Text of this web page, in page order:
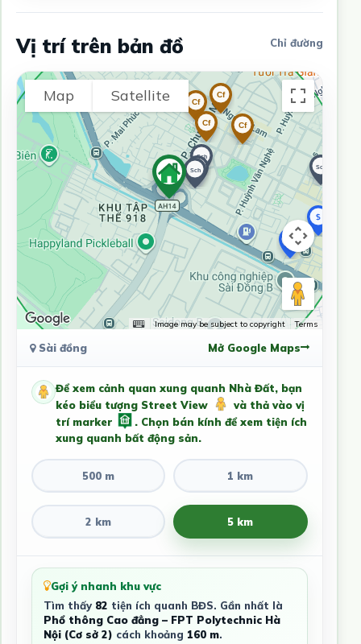
Vị trí trên bản đồ Chỉ đường
Map Satellite
Image may be subject to copyright Terms
Sài đồng Mở Google Maps
Để xem cảnh quan xung quanh Nhà Đất, bạn
kéo biểu tượng Street View
và thả vào vị
trí marker
. Chọn bán kính để xem tiện ích
xung quanh bất động sản.
500 m 1 km
2 km 5 km
Gợi ý nhanh khu vực
Tìm thấy 82 tiện ích quanh BĐS. Gần nhất là
Phổ thông Cao đẳng – FPT Polytechnic Hà
Nội (Cơ sở 2) cách khoảng 160 m.